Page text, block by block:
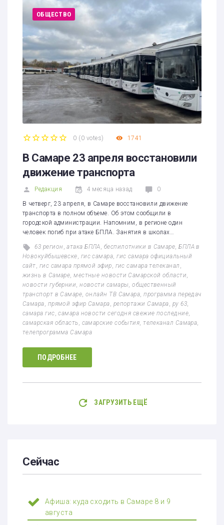
ОБЩЕСТВО
0 ( 0 votes) 1741
В Самаре 23 апреля восстановили
движение транспорта
Редакция 4 месяца назад 0
В четверг, 23 апреля, в Самаре восстановили движение
транспорта в полном объеме. Об этом сообщили в
городской администрации. Напомним, в регионе один
человек погиб при атаке БПЛА. Занятия в школах…
63 регион ,атака БПЛА, беспилотники в Самаре,БПЛА в
Новокуйбышевске, гис самара,гис самара официальный
сайт, гис самара прямой эфир, гис самара телеканал ,
жизнь в Самаре,местные новости Самарской области,
новости губернии,новости самары,общественный
транспорт в Самаре,онлайн ТВ Самара,программа передач
Самара, прямой эфир Самара, репортажи Самара, ру 63,
самара гис,самара новости сегодня свежие последние,
самарская область, самарские события,телеканал Самара,
телепрограмма Самара
ПОДРОБНЕЕ
ЗАГРУЗИТЬ ЕЩЁ
Сейчас
Афиша: куда сходить в Самаре 8 и 9
августа